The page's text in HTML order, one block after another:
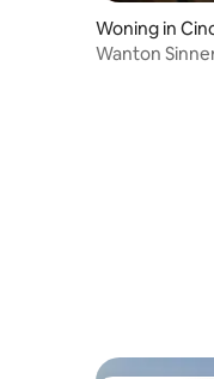
Woning in
Wanton